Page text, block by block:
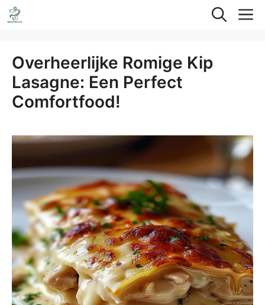
Ga
naar
inhoud
Overheerlijke Romige Kip
Lasagne: Een Perfect
Comfortfood!